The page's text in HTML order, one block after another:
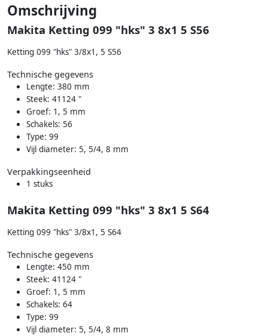
Omschrijving
Makita Ketting 099 "hks" 3 8x1 5 S56
Ketting 099 "hks" 3/8x1, 5 S56
Technische gegevens
Lengte: 380 mm
Steek: 41124 "
Groef: 1, 5 mm
Schakels: 56
Type: 99
Vijl diameter: 5, 5/4, 8 mm
Verpakkingseenheid
1 stuks
Makita Ketting 099 "hks" 3 8x1 5 S64
Ketting 099 "hks" 3/8x1, 5 S64
Technische gegevens
Lengte: 450 mm
Steek: 41124 "
Groef: 1, 5 mm
Schakels: 64
Type: 99
Vijl diameter: 5, 5/4, 8 mm